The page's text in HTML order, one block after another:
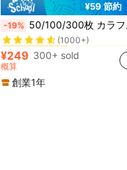
¥59 節約
-19% 50/100/300枚 カラフル サランラップ 使い捨て食品カバー フルーツ鮮度保持用プラスチックバッグ キ
#3 ベストセラー
に サランラッ
(1000+)
#3 ベストセラー
(1000+)
#3 ベストセラー
(1000+)
#3 ベストセラー
¥249 300+ sold
概算
創業1年